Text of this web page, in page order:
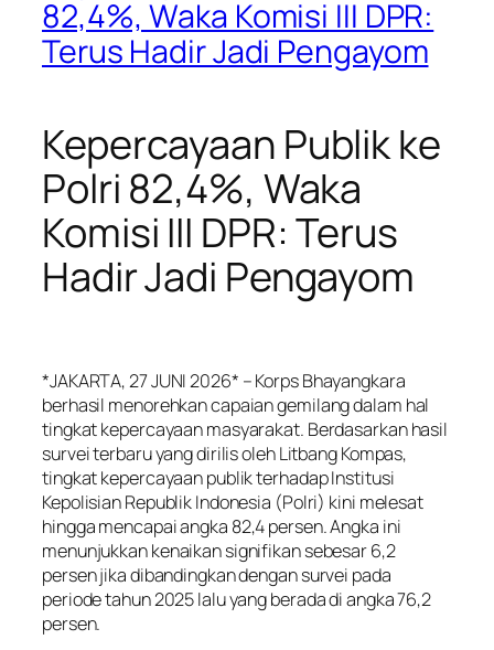
82,4%, Waka Komisi III DPR:
Terus Hadir Jadi Pengayom
Kepercayaan Publik ke
Polri 82,4%, Waka
Komisi III DPR: Terus
Hadir Jadi Pengayom
*JAKARTA, 27 JUNI 2026* – Korps Bhayangkara
berhasil menorehkan capaian gemilang dalam hal
tingkat kepercayaan masyarakat. Berdasarkan hasil
survei terbaru yang dirilis oleh Litbang Kompas,
tingkat kepercayaan publik terhadap Institusi
Kepolisian Republik Indonesia (Polri) kini melesat
hingga mencapai angka 82,4 persen. Angka ini
menunjukkan kenaikan signifikan sebesar 6,2
persen jika dibandingkan dengan survei pada
periode tahun 2025 lalu yang berada di angka 76,2
persen.